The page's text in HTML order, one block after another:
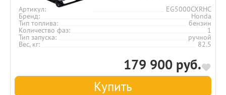
Артикул EG5000CXRHC
Бренд Honda
Тип топлива бензин
Количество фаз 1
Тип запуска ручной
Вес, кг 82.5
179 900 руб.
Купить